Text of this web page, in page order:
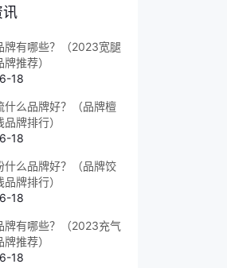
讯
牌有哪些？（2023宽腿
推荐）
18
什么品牌好？（品牌檀
牌排行）
18
什么品牌好？（品牌饺
牌排行）
18
牌有哪些？（2023充气
推荐）
18